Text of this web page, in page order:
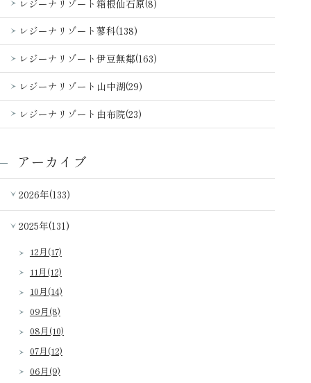
レジーナリゾート箱根仙石原(8)
レジーナリゾート蓼科(138)
レジーナリゾート伊豆無鄰(163)
レジーナリゾート山中湖(29)
レジーナリゾート由布院(23)
アーカイブ
2026年(133)
2025年(131)
12月(17)
11月(12)
10月(14)
09月(8)
08月(10)
07月(12)
06月(9)